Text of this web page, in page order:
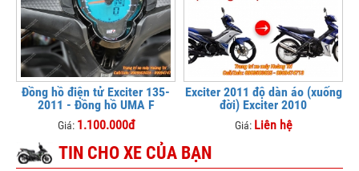
Đồng hồ điện tử Exciter 135-
2011 - Đồng hồ UMA F
Giá: 1.100.000đ
Exciter 2011 độ dàn áo (xuống
đời) Exciter 2010
Giá: Liên hệ
TIN CHO XE CỦA BẠN